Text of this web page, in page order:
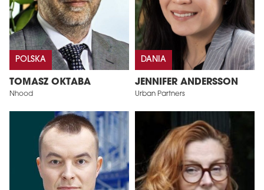
POLSKA
TOMASZ OKTABA
Nhood
DANIA
JENNIFER ANDERSSON
Urban Partners